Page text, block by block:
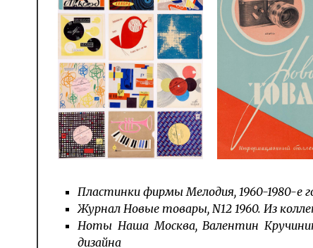
Пластинки фирмы Мелодия, 1960-1980-е
Журнал Новые товары, N12 1960. Из
Ноты Наша Москва, Валентин
дизайна